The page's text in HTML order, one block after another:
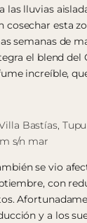
las lluvias
esta
semanas de
el blend del
increíble,
Bastías,
s/n mar
se vio
con
y a los